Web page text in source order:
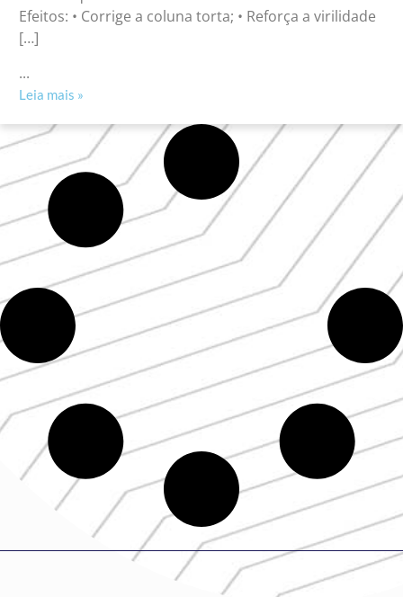
Efeitos: • Corrige a coluna torta; • Reforça a virilidade
[…]
...
Leia mais »